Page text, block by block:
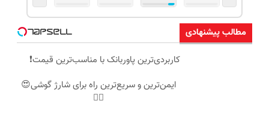
مطالب پیشنهادی
کاربردی‌ترین پاوربانک با مناسب‌ترین قیمت❗
ایمن‌ترین و سریع‌ترین راه برای شارژ گوشی😍
👌🏻